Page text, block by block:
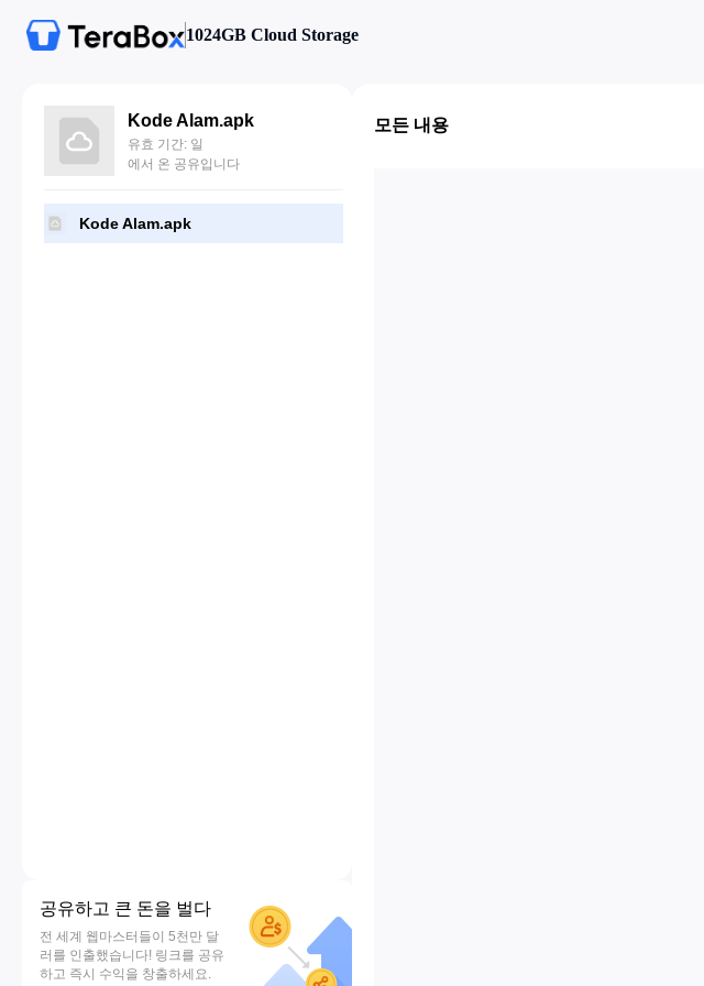
1024GB Cloud Storage
Kode Alam.apk
유효 기간: 일
에서 온 공유입니다
Kode Alam.apk
공유하고 큰 돈을 벌다
전 세계 웹마스터들이 5천만 달
러를 인출했습니다! 링크를 공유
하고 즉시 수익을 창출하세요.
모든 내용